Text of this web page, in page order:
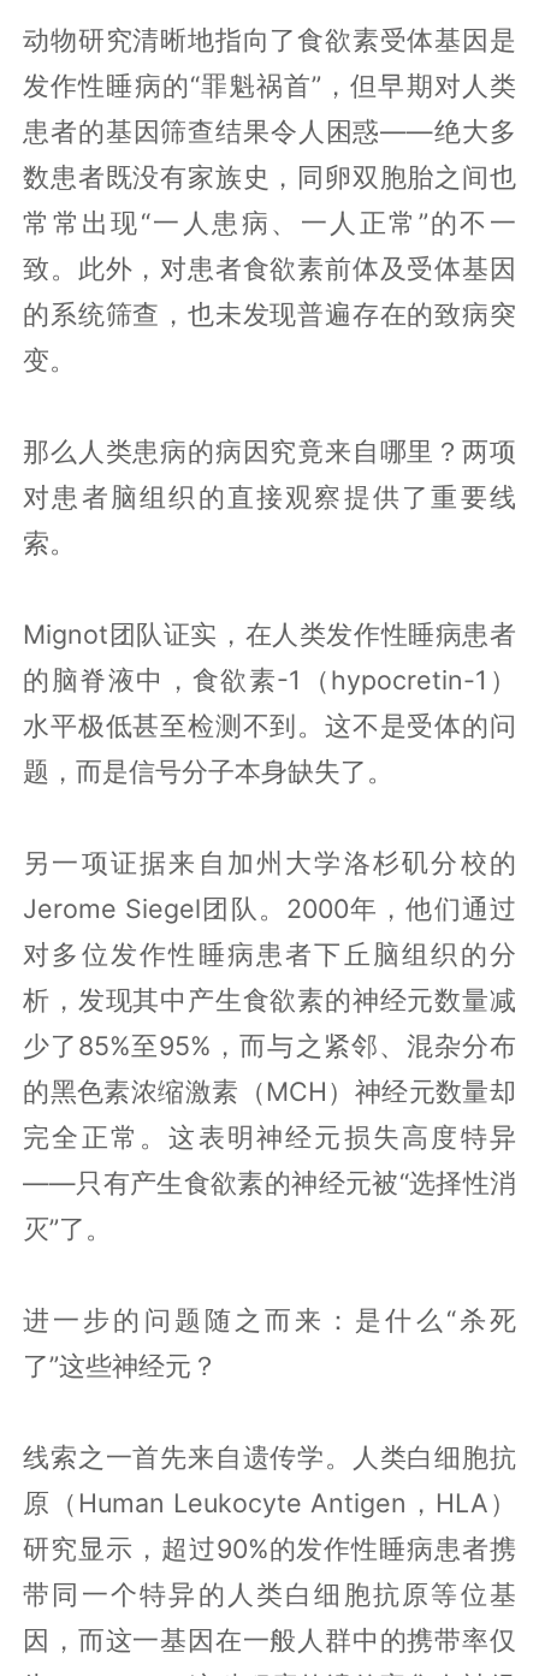
动物研究清晰地指向了食欲素受体基因是
发作性睡病的“罪魁祸首”，但早期对人类
患者的基因筛查结果令人困惑——绝大多
数患者既没有家族史，同卵双胞胎之间也
常常出现“一人患病、一人正常”的不一
致。此外，对患者食欲素前体及受体基因
的系统筛查，也未发现普遍存在的致病突
变。
那么人类患病的病因究竟来自哪里？两项
对患者脑组织的直接观察提供了重要线
索。
Mignot团队证实，在人类发作性睡病患者
的脑脊液中，食欲素-1（hypocretin-1）
水平极低甚至检测不到。这不是受体的问
题，而是信号分子本身缺失了。
另一项证据来自加州大学洛杉矶分校的
Jerome Siegel团队。2000年，他们通过
对多位发作性睡病患者下丘脑组织的分
析，发现其中产生食欲素的神经元数量减
少了85%至95%，而与之紧邻、混杂分布
的黑色素浓缩激素（MCH）神经元数量却
完全正常。这表明神经元损失高度特异
——只有产生食欲素的神经元被“选择性消
灭”了。
进一步的问题随之而来：是什么“杀死
了”这些神经元？
线索之一首先来自遗传学。人类白细胞抗
原（Human Leukocyte Antigen，HLA）
研究显示，超过90%的发作性睡病患者携
带同一个特异的人类白细胞抗原等位基
因，而这一基因在一般人群中的携带率仅